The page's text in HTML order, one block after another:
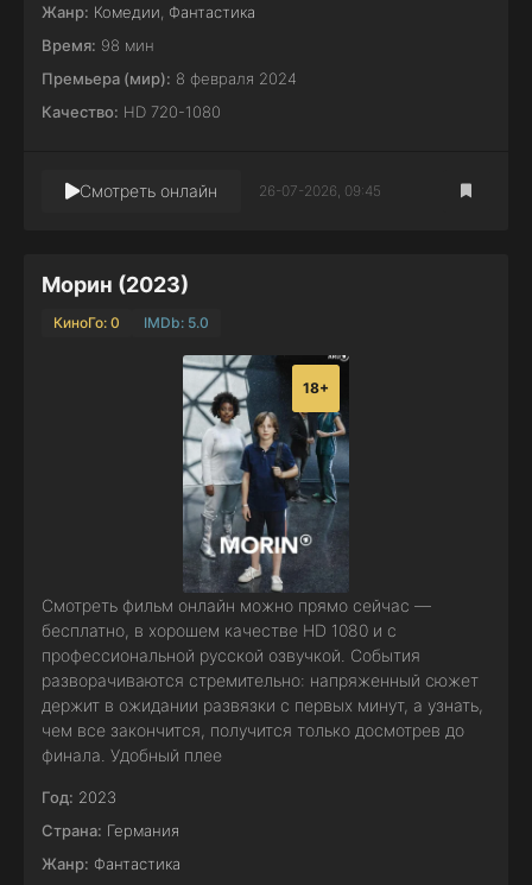
Жанр: Комедии Фантастика
Время: 98 мин
Премьера (мир): 8 февраля 2024
Качество: HD 720-1080
Смотреть онлайн 26-07-2026, 09:45
Морин (2023)
КиноГо: 0 IMDb: 5.0
18+
Смотреть фильм онлайн можно прямо сейчас —
бесплатно, в хорошем качестве HD 1080 и с
профессиональной русской озвучкой. События
разворачиваются стремительно: напряженный сюжет
держит в ожидании развязки с первых минут, а узнать,
чем все закончится, получится только досмотрев до
финала. Удобный плее
Год: 2023
Страна: Германия
Жанр: Фантастика